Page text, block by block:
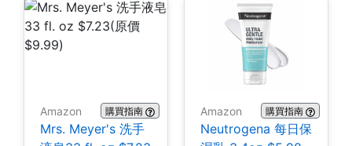
Amazon 購買指南
Mrs. Meyer's 洗手
Amazon 購買指南
Neutrogena 每日保